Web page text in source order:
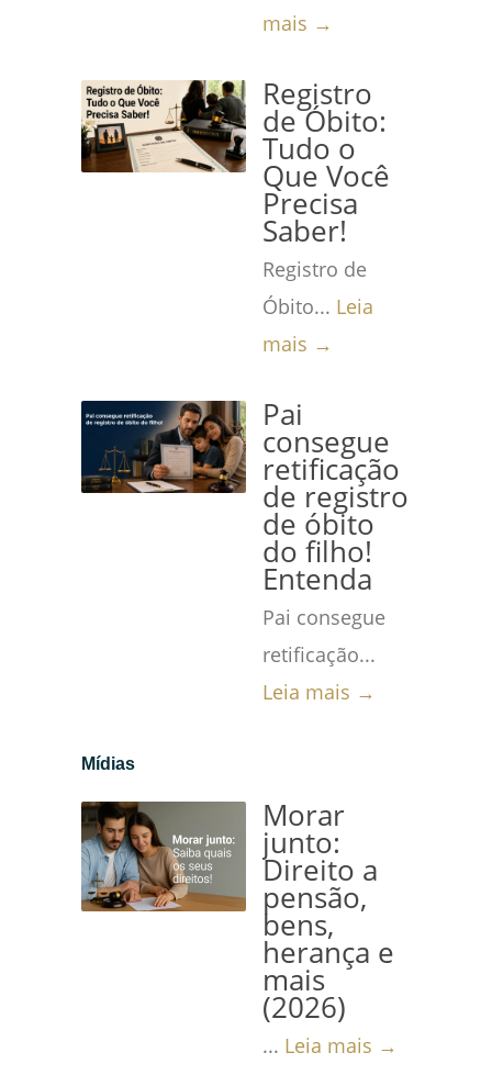
mais →
Registro
de Óbito:
Tudo o
Que Você
Precisa
Saber!
Registro de
Óbito... Leia
mais →
Pai
consegue
retificação
de registro
de óbito
do filho!
Entenda
Pai consegue
retificação...
Leia mais →
Mídias
Morar
junto:
Direito a
pensão,
bens,
herança e
mais
(2026)
... Leia mais →